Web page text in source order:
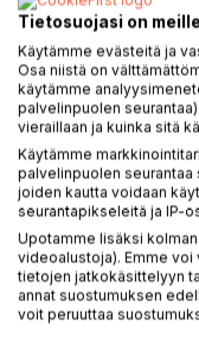
KUVAUS
"Polittinen broileri ja
Heinolan
tarkkailee
maallikon silmiin
"Maailma muuttuu,
pysyy. "
9,95€
Tietosuojasi on
Käytämme evästeitä ja
Osa niistä on
käytämme
palvelinpuolen
vieraillaan ja kuinka sitä
Käytämme
palvelinpuolen
joiden kautta voidaan
seurantapikseleitä ja IP-
Upotamme lisäksi
videoalustoja). Emme voi
tietojen jatkokäsittelyyn
annat suostumuksen
voit peruuttaa